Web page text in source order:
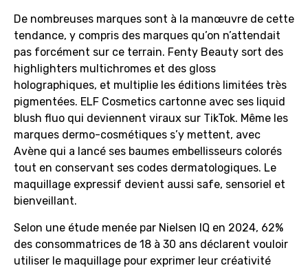
De nombreuses marques sont à la manœuvre de cette
tendance, y compris des marques qu’on n’attendait
pas forcément sur ce terrain. Fenty Beauty sort des
highlighters multichromes et des gloss
holographiques, et multiplie les éditions limitées très
pigmentées. ELF Cosmetics cartonne avec ses liquid
blush fluo qui deviennent viraux sur TikTok. Même les
marques dermo-cosmétiques s’y mettent, avec
Avène qui a lancé ses baumes embellisseurs colorés
tout en conservant ses codes dermatologiques. Le
maquillage expressif devient aussi safe, sensoriel et
bienveillant.
Selon une étude menée par Nielsen IQ en 2024, 62%
des consommatrices de 18 à 30 ans déclarent vouloir
utiliser le maquillage pour exprimer leur créativité